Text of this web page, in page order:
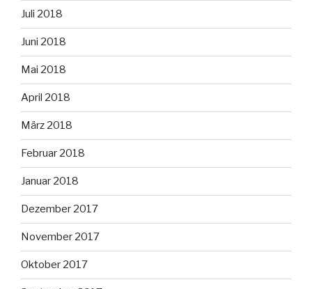
Juli 2018
Juni 2018
Mai 2018
April 2018
März 2018
Februar 2018
Januar 2018
Dezember 2017
November 2017
Oktober 2017